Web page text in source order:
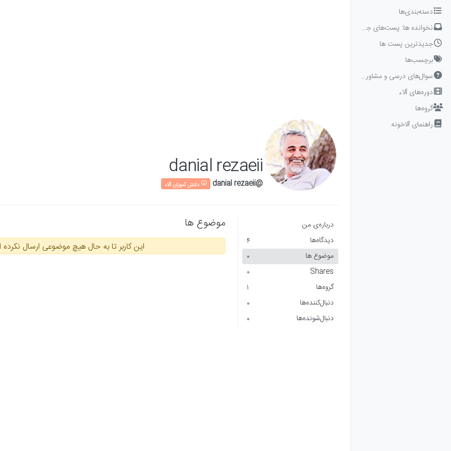
Skip to content
دسته‌بندی‌ها
نخوانده ها: پست‌های جدید برای شما
جدیدترین پست ها
برچسب‌ها
سوال‌های درسی و مشاوره‌ای
دوره‌های آلاء
گروه‌ها
راهنمای آلاخونه
danial rezaeii
@danial rezaeii دانش آموزان آلاء
درباره‌‌ی من
دیدگاه‌ها
4
موضوع ها 0
Shares
0
گروه‌ها 1
دنبال‌کننده‌ها 0
دنبال‌شونده‌ها 0
موضوع ها
این کاربر تا به حال هیچ موضوعی ارسال